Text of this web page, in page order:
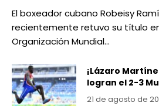
El boxeador cubano Robeisy
recientemente retuvo su título
Organización Mundial…
¡Lázaro
logran el 2-3
21 de agosto de